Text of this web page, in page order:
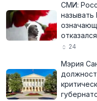
СМИ:
называть
отказался
24
Мэрия